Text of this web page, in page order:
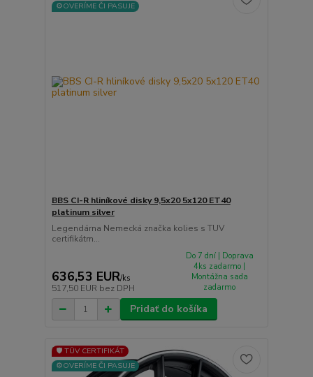
⚙️OVERÍME ČI PASUJE
BBS CI-R hliníkové disky 9,5x20 5x120 ET40
platinum silver
Legendárna Nemecká značka kolies s TUV
certifikátm...
636,53 EUR/ks
517,50 EUR bez DPH
Do 7 dní | Doprava
4ks zadarmo |
Montážna sada
zadarmo
Pridať do košíka
🛡️ TÜV CERTIFIKÁT
⚙️OVERÍME ČI PASUJE